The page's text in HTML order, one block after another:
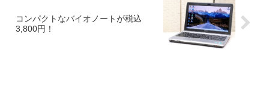
コンパクトなバイオノートが税込
3,800円！